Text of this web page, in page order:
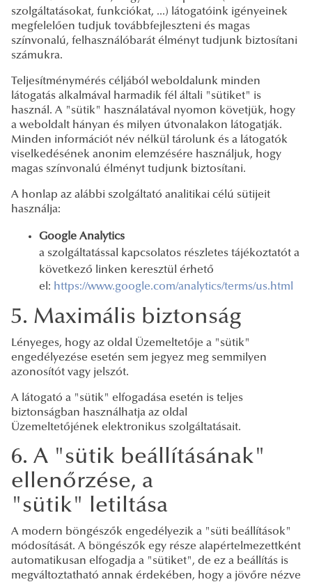
szolgáltatásokat, funkciókat, ...) látogatóink igényeinek
megfelelően tudjuk továbbfejleszteni és magas
színvonalú, felhasználóbarát élményt tudjunk biztosítani
számukra.
Teljesítménymérés céljából weboldalunk minden
látogatás alkalmával harmadik fél általi "sütiket" is
használ. A "sütik" használatával nyomon követjük, hogy
a weboldalt hányan és milyen útvonalakon látogatják.
Minden információt név nélkül tárolunk és a látogatók
viselkedésének anonim elemzésére használjuk, hogy
magas színvonalú élményt tudjunk biztosítani.
A honlap az alábbi szolgáltató analitikai célú sütijeit
használja:
Google Analytics
a szolgáltatással kapcsolatos részletes tájékoztatót a
következő linken keresztül érhető
el: https://www.google.com/analytics/terms/us.html
5. Maximális biztonság
Lényeges, hogy az oldal Üzemeltetője a "sütik"
engedélyezése esetén sem jegyez meg semmilyen
azonosítót vagy jelszót.
A látogató a "sütik" elfogadása esetén is teljes
biztonságban használhatja az oldal
Üzemeltetőjének elektronikus szolgáltatásait.
6. A "sütik beállításának"
ellenőrzése, a
"sütik" letiltása
A modern böngészők engedélyezik a "süti beállítások"
módosítását. A böngészők egy része alapértelmezettként
automatikusan elfogadja a "sütiket", de ez a beállítás is
megváltoztatható annak érdekében, hogy a jövőre nézve